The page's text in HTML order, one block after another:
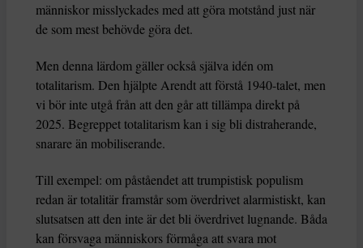
människor misslyckades med att göra motstånd just när
de som mest behövde göra det.
Men denna lärdom gäller också själva idén om
totalitarism. Den hjälpte Arendt att förstå 1940-talet, men
vi bör inte utgå från att den går att tillämpa direkt på
2025. Begreppet totalitarism kan i sig bli distraherande,
snarare än mobiliserande.
Till exempel: om påståendet att trumpistisk populism
redan är totalitär framstår som överdrivet alarmistiskt, kan
slutsatsen att den inte är det bli överdrivet lugnande. Båda
kan försvaga människors förmåga att svara mot